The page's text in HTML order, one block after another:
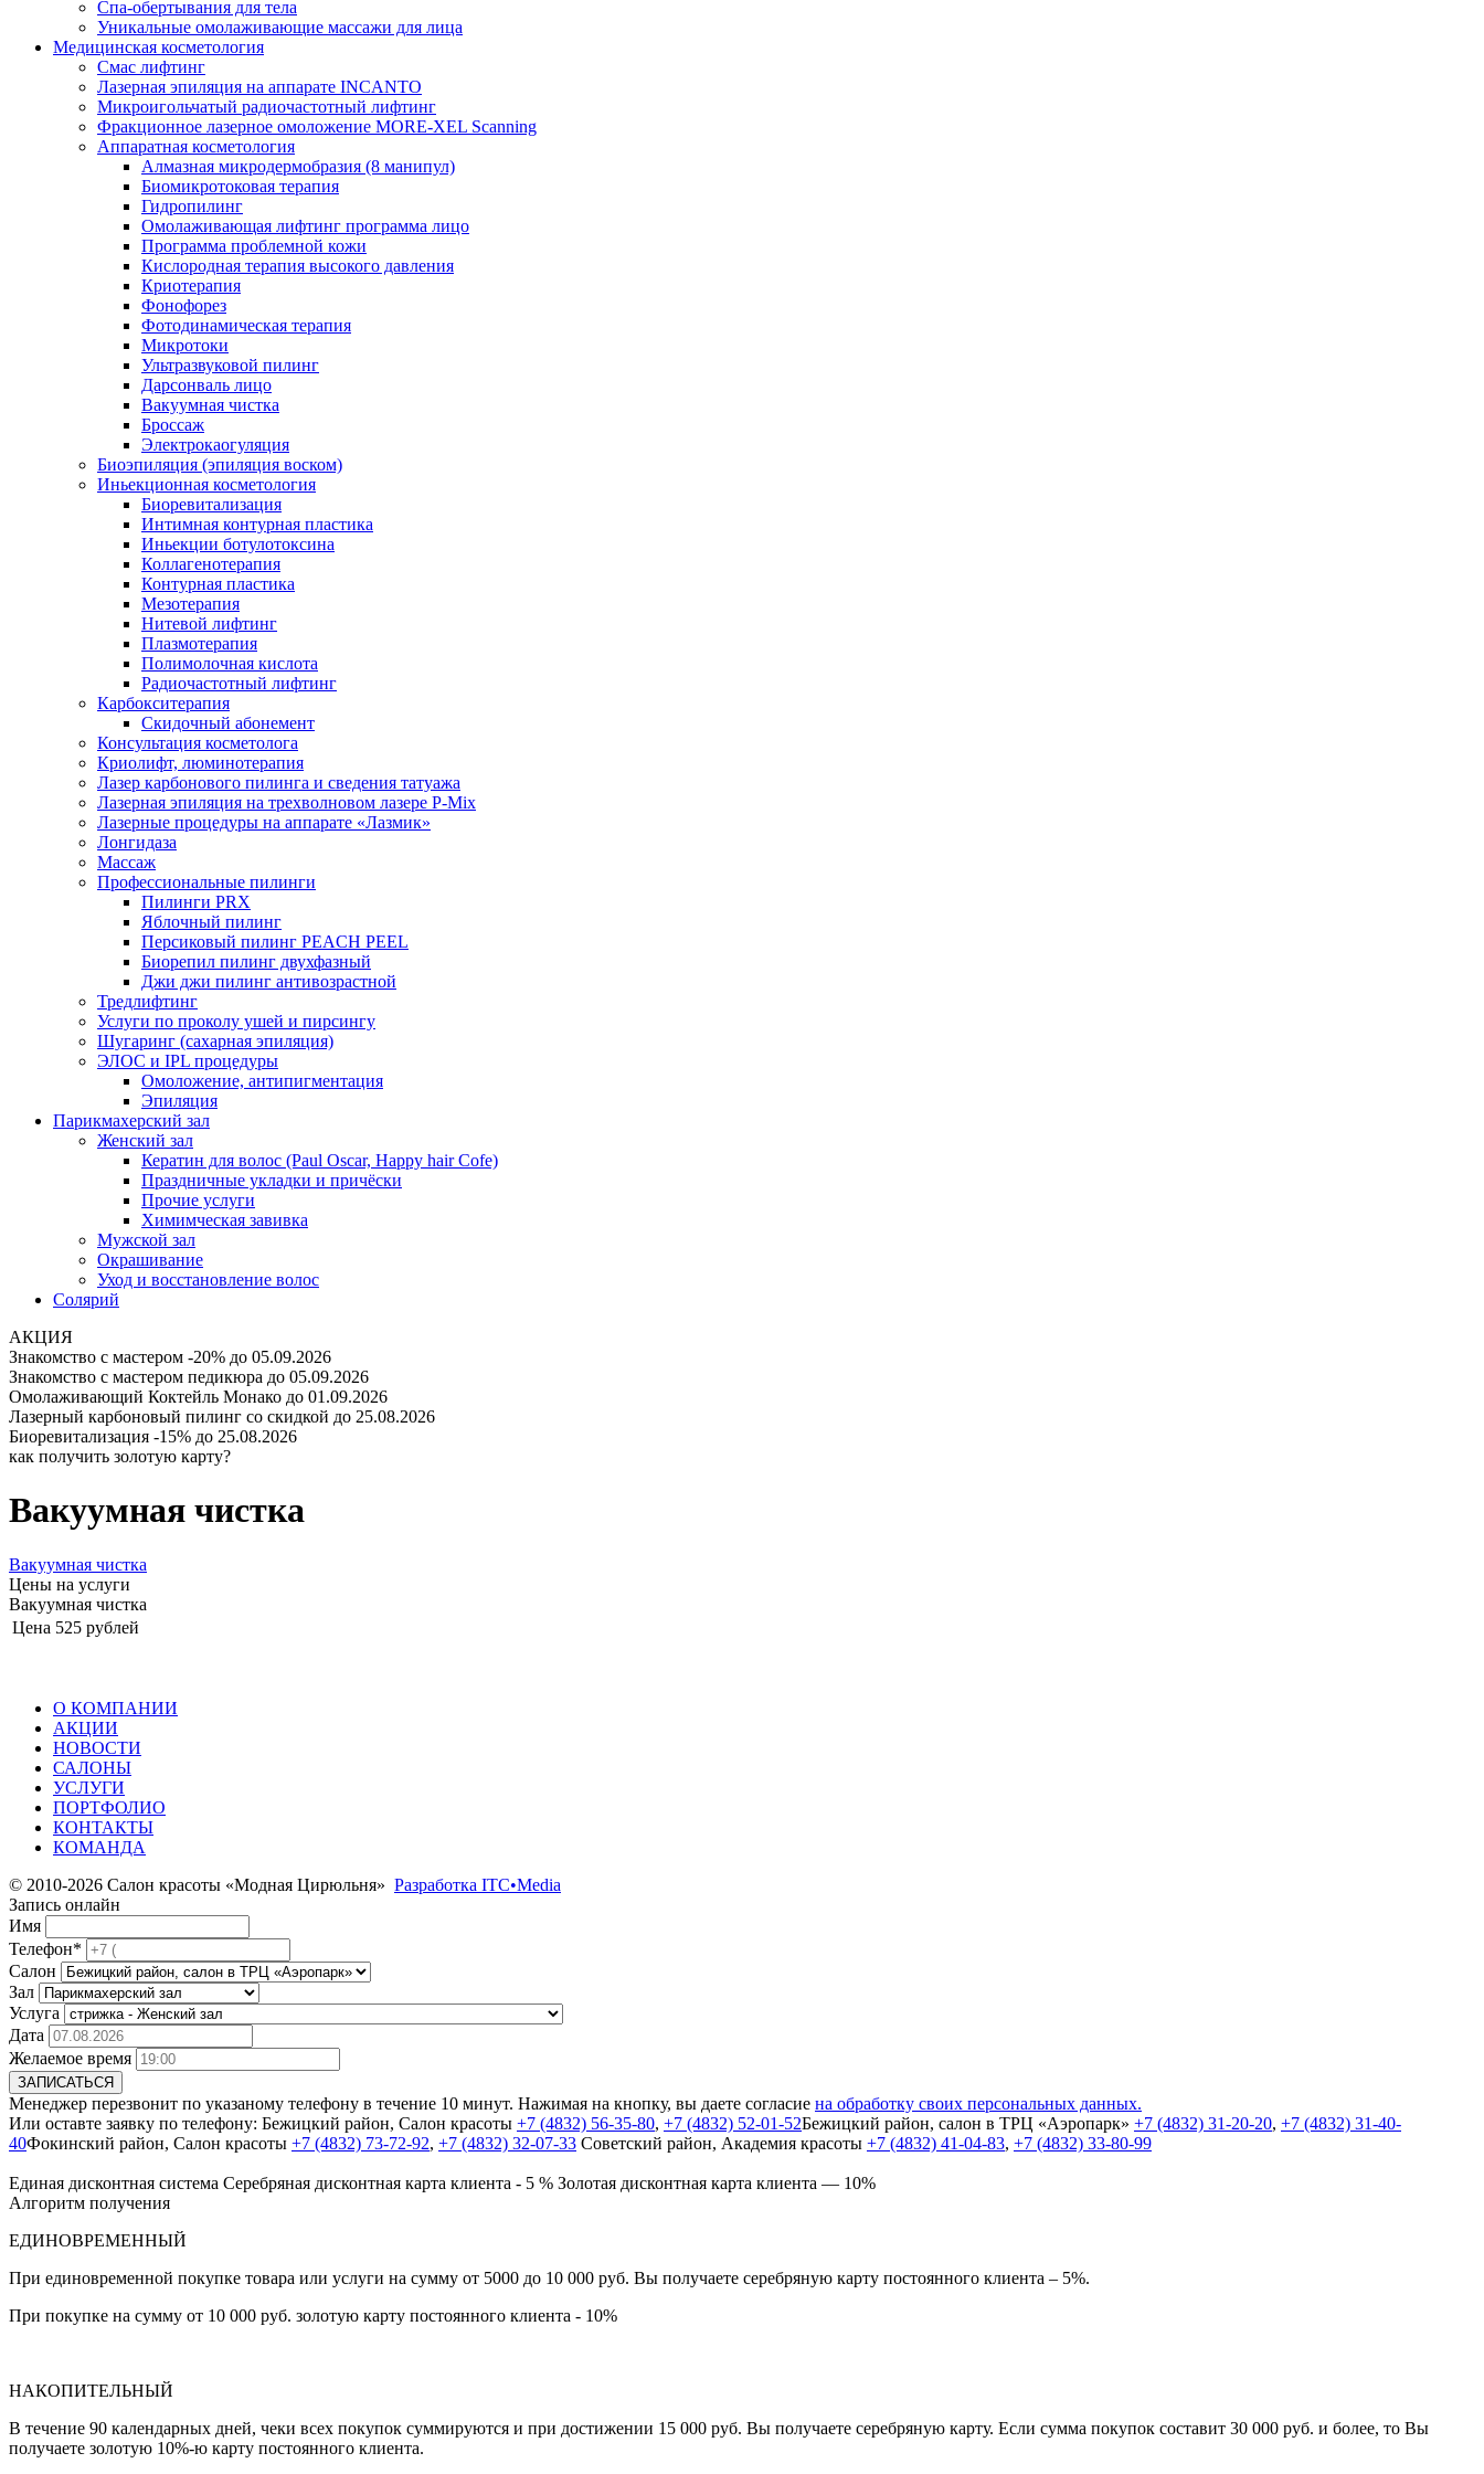
Спа-обертывания для тела
Уникальные омолаживающие массажи для лица
Медицинская косметология
Смас лифтинг
Лазерная эпиляция на аппарате INCANTO
Микроигольчатый радиочастотный лифтинг
Фракционное лазерное омоложение MORE-XEL Scanning
Аппаратная косметология
Алмазная микродермобразия (8 манипул)
Биомикротоковая терапия
Гидропилинг
Омолаживающая лифтинг программа лицо
Программа проблемной кожи
Кислородная терапия высокого давления
Криотерапия
Фонофорез
Фотодинамическая терапия
Микротоки
Ультразвуковой пилинг
Дарсонваль лицо
Вакуумная чистка
Броссаж
Электрокаогуляция
Биоэпиляция (эпиляция воском)
Иньекционная косметология
Биоревитализация
Интимная контурная пластика
Иньекции ботулотоксина
Коллагенотерапия
Контурная пластика
Мезотерапия
Нитевой лифтинг
Плазмотерапия
Полимолочная кислота
Радиочастотный лифтинг
Карбокситерапия
Скидочный абонемент
Консультация косметолога
Криолифт, люминотерапия
Лазер карбонового пилинга и сведения татуажа
Лазерная эпиляция на трехволновом лазере P-Mix
Лазерные процедуры на аппарате «Лазмик»
Лонгидаза
Массаж
Профессиональные пилинги
Пилинги PRX
Яблочный пилинг
Персиковый пилинг PEACH PEEL
Биорепил пилинг двухфазный
Джи джи пилинг антивозрастной
Тредлифтинг
Услуги по проколу ушей и пирсингу
Шугаринг (сахарная эпиляция)
ЭЛОС и IPL процедуры
Омоложение, антипигментация
Эпиляция
Парикмахерский зал
Женский зал
Кератин для волос (Paul Oscar, Happy hair Cofe)
Праздничные укладки и причёски
Прочие услуги
Химимческая завивка
Мужской зал
Окрашивание
Уход и восстановление волос
Солярий
АКЦИЯ
Знакомство с мастером -20% до 05.09.2026
Знакомство с мастером педикюра до 05.09.2026
Омолаживающий Коктейль Монако до 01.09.2026
Лазерный карбоновый пилинг со скидкой до 25.08.2026
Биоревитализация -15% до 25.08.2026
как получить золотую карту?
Вакуумная чистка
Вакуумная чистка
Цены на услуги
Вакуумная чистка
Цена 525 рублей
О КОМПАНИИ
АКЦИИ
НОВОСТИ
САЛОНЫ
УСЛУГИ
ПОРТФОЛИО
КОНТАКТЫ
КОМАНДА
© 2010-2026 Салон красоты «Модная Цирюльня» Разработка ITC•Media
Запись онлайн
Имя
Телефон*
Салон
Зал
Услуга
Дата
Желаемое время
ЗАПИСАТЬСЯ
Менеджер перезвонит по указаному телефону в течение 10 минут. Нажимая на кнопку, вы даете согласие на обработку своих персональных данных.
Или оставте заявку по телефону: Бежицкий район, Салон красоты +7 (4832) 56-35-80, +7 (4832) 52-01-52Бежицкий район, салон в ТРЦ «Аэропарк» +7 (4832) 31-20-20, +7 (4832) 31-40-
40Фокинский район, Салон красоты +7 (4832) 73-72-92, +7 (4832) 32-07-33 Cоветский район, Академия красоты +7 (4832) 41-04-83, +7 (4832) 33-80-99
Единая дисконтная система Серебряная дисконтная карта клиента - 5 % Золотая дисконтная карта клиента — 10%
Алгоритм получения
ЕДИНОВРЕМЕННЫЙ
При единовременной покупке товара или услуги на сумму от 5000 до 10 000 руб. Вы получаете серебряную карту постоянного клиента – 5%.
При покупке на сумму от 10 000 руб. золотую карту постоянного клиента - 10%
НАКОПИТЕЛЬНЫЙ
В течение 90 календарных дней, чеки всех покупок суммируются и при достижении 15 000 руб. Вы получаете серебряную карту. Если сумма покупок составит 30 000 руб. и более, то Вы
получаете золотую 10%-ю карту постоянного клиента.